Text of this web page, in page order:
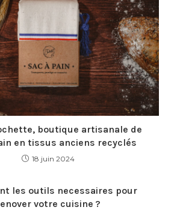
boutique artisanale de
en tissus anciens recyclés
18 juin 2024
les outils necessaires pour
votre cuisine ?